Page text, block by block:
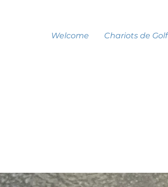
Welcome Chariots de Golf